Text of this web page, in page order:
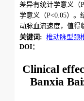
差异有统计学意义（
学意义（P<0.05）。
动脉血流速度，值得
关键词 : 椎动脉型颈
DOI：
Clinical
Banxia